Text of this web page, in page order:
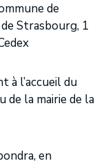
de
Strasbourg, 1
à l’accueil du
de la mairie de la
en